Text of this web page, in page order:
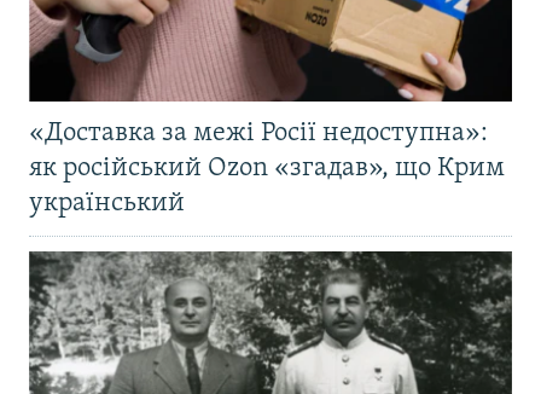
«Доставка за межі Росії недоступна»:
як російський Ozon «згадав», що Крим
український